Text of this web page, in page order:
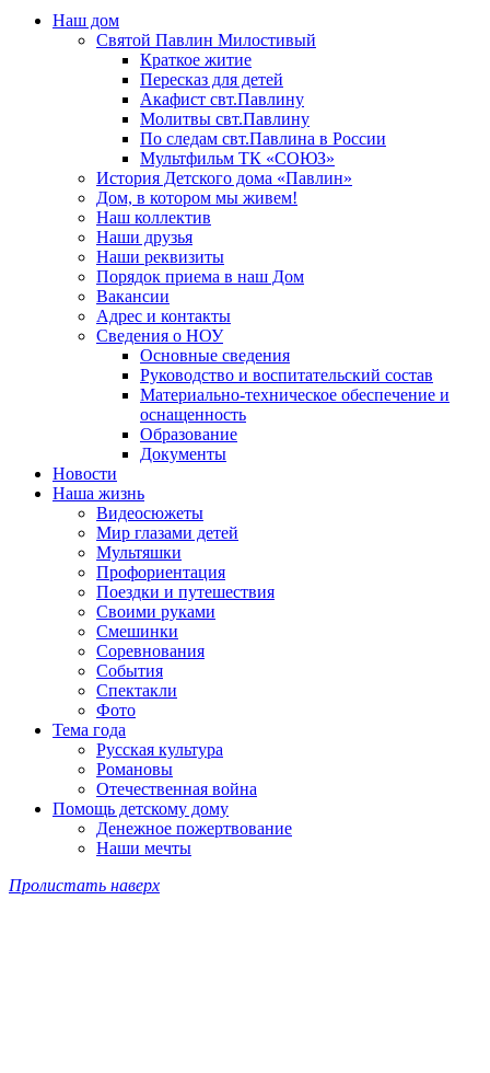
Наш дом
Святой Павлин Милостивый
Краткое житие
Пересказ для детей
Акафист свт.Павлину
Молитвы свт.Павлину
По следам свт.Павлина в России
Мультфильм ТК «СОЮЗ»
История Детского дома «Павлин»
Дом, в котором мы живем!
Наш коллектив
Наши друзья
Наши реквизиты
Порядок приема в наш Дом
Вакансии
Адрес и контакты
Сведения о НОУ
Основные сведения
Руководство и воспитательский состав
Материально-техническое обеспечение и
оснащенность
Образование
Документы
Новости
Наша жизнь
Видеосюжеты
Мир глазами детей
Мультяшки
Профориентация
Поездки и путешествия
Своими руками
Смешинки
Соревнования
События
Спектакли
Фото
Тема года
Русская культура
Романовы
Отечественная война
Помощь детскому дому
Денежное пожертвование
Наши мечты
Пролистать наверх